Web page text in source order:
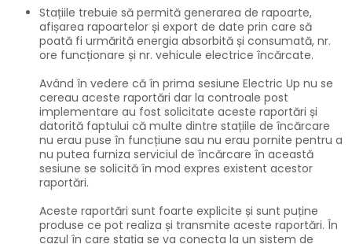
Stațiile trebuie să permită generarea de rapoarte,
afișarea rapoartelor și export de date prin care să
poată fi urmărită energia absorbită și consumată, nr.
ore funcționare și nr. vehicule electrice încărcate.
Având în vedere că în prima sesiune Electric Up nu se
cereau aceste raportări dar la controale post
implementare au fost solicitate aceste raportări și
datorită faptului că multe dintre stațiile de încărcare
nu erau puse în funcțiune sau nu erau pornite pentru a
nu putea furniza serviciul de încărcare în această
sesiune se solicită în mod expres existent acestor
raportări.
Aceste raportări sunt foarte explicite și sunt puține
produse ce pot realiza și transmite aceste raportări. În
cazul în care stația se va conecta la un sistem de